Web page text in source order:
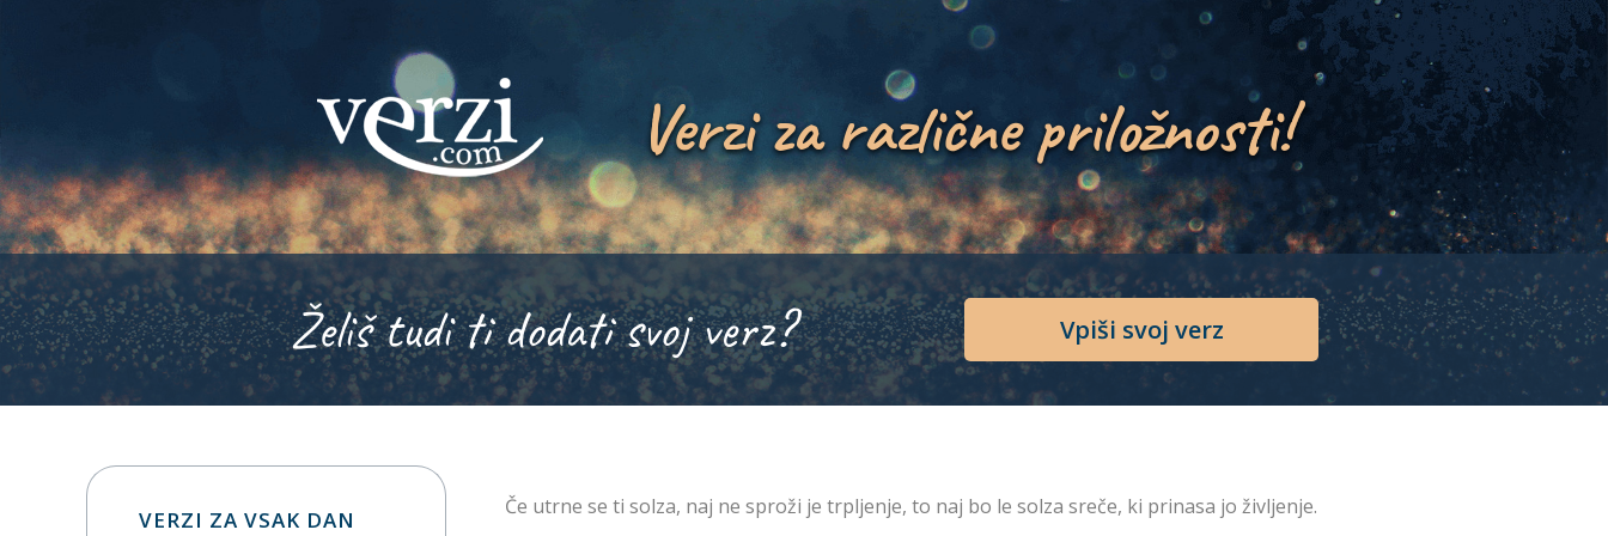
Verzi za različne priložnosti!
Želiš tudi ti dodati svoj verz? Vpiši svoj verz
Če utrne se ti solza, naj ne sproži je trpljenje, to naj bo le solza sreče, ki prinasa jo življenje.
VERZI ZA VSAK DAN